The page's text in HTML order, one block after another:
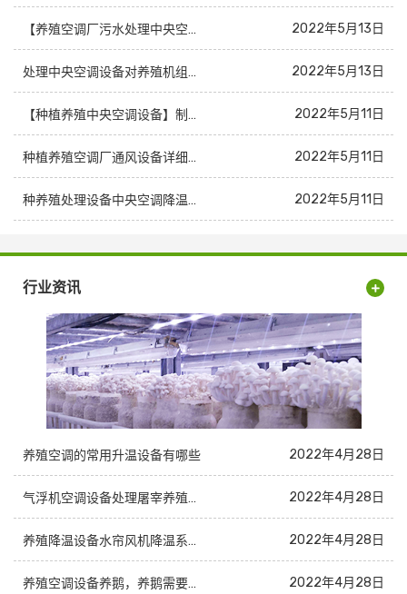
【养殖空调厂污水处理中央空调设备】介绍 2022年5月13日
处理中央空调设备对养殖机组业的意义 2022年5月13日
【种植养殖中央空调设备】制冷设备 2022年5月11日
种植养殖空调厂通风设备详细空调生产厂家介绍 2022年5月11日
种养殖处理设备中央空调降温设备机组 2022年5月11日
行业资讯
养殖空调的常用升温设备有哪些 2022年4月28日
气浮机空调设备处理屠宰养殖机组废水 2022年4月28日
养殖降温设备水帘风机降温系统中央空调 2022年4月28日
养殖空调设备养鹅，养鹅需要哪些升温设备？！ 2022年4月28日